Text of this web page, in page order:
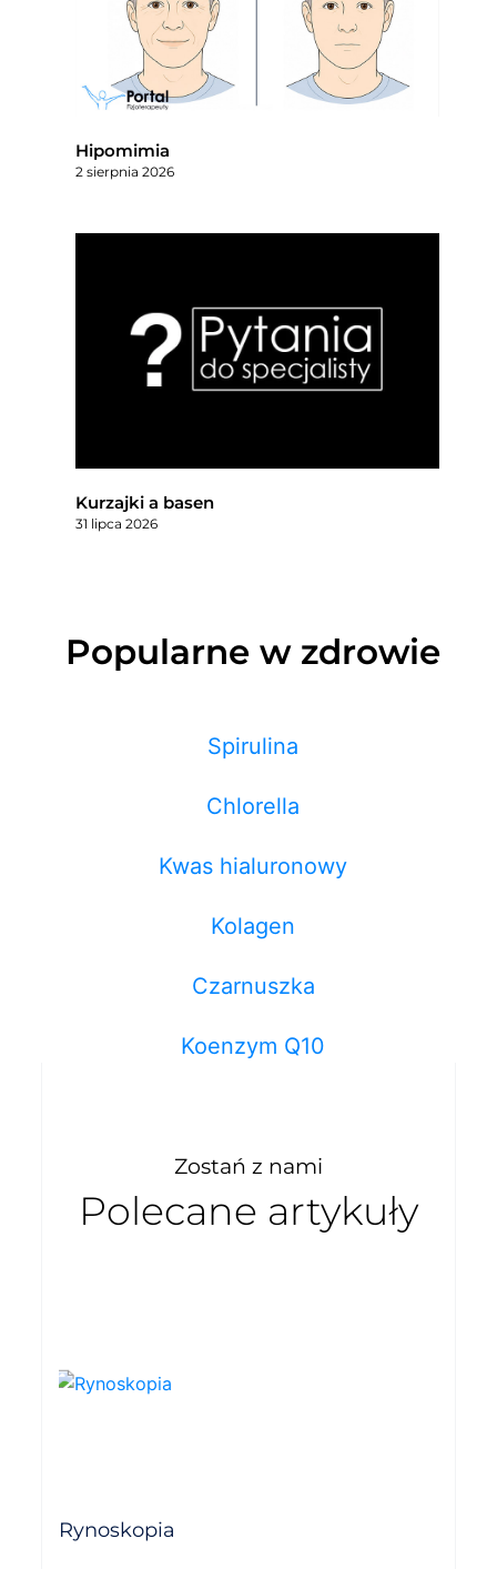
Hipomimia
2 sierpnia 2026
Kurzajki a basen
31 lipca 2026
Popularne w zdrowie
Spirulina
Chlorella
Kwas hialuronowy
Kolagen
Czarnuszka
Koenzym Q10
Zostań z nami
Polecane artykuły
Rynoskopia